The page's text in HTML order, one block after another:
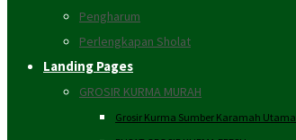
Pengharum
Perlengkapan Sholat
Landing Pages
GROSIR KURMA MURAH
Grosir Kurma Sumber Karamah Utama